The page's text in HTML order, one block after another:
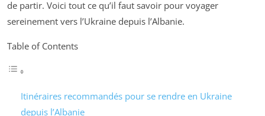
de partir. Voici tout ce qu’il faut savoir pour voyager
sereinement vers l’Ukraine depuis l’Albanie.
Table of Contents
Itinéraires recommandés pour se rendre en Ukraine
depuis l’Albanie